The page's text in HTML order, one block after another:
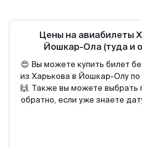
Цены на авиабилеты
Йошкар-Ола (туда и
😍 Вы можете купить билет
из Харькова в Йошкар-Олу по
🙌. Также вы можете выбрать
обратно, если уже знаете